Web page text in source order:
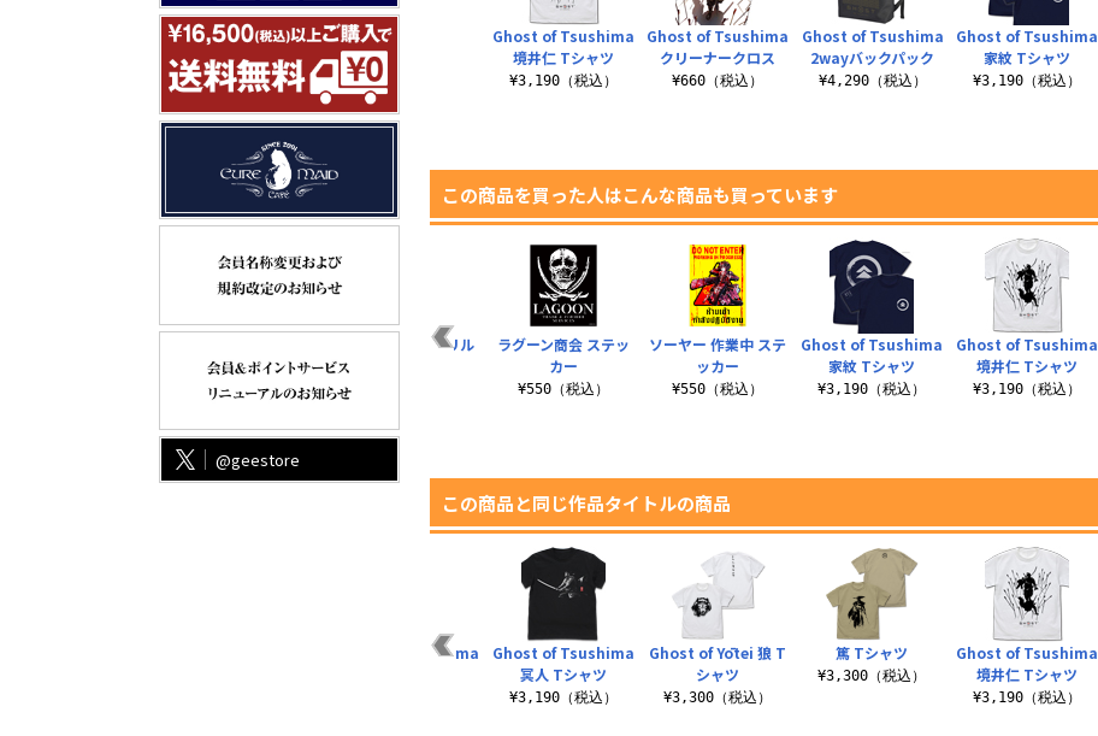
@geestore
Ghost of Tsushima
2wayバックパック
¥4,290（税込）
Ghost of Tsushima
家紋 Tシャツ
¥3,190（税込）
Ghost of Tsushima
境井仁 Tシャツ
¥3,190（税込）
Ghost of Tsushima
クリーナークロス
¥660（税込）
この商品を買った人はこんな商品も買っています
Ghost of Tsushima
家紋 Tシャツ
¥3,190（税込）
Ghost of Tsushima
境井仁 Tシャツ
¥3,190（税込）
＆ゴーグル アイマス
ク キリコVer.
バラライカ アクリル
ラグーン商会 ステッ
カー
¥550（税込）
ソーヤー 作業中 ステ
ッカー
¥550（税込）
この商品と同じ作品タイトルの商品
篤 Tシャツ
¥3,300（税込）
Ghost of Tsushima
境井仁 Tシャツ
¥3,190（税込）
Ghost of Tsushima
Ghost of Tsushima
冥人 Tシャツ
¥3,190（税込）
Ghost of Yōtei 狼 T
シャツ
¥3,300（税込）